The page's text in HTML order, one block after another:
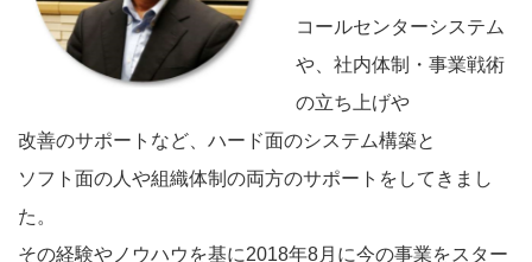
コールセンターシステム
や、社内体制・事業戦術
の立ち上げや
改善のサポートなど、ハード面のシステム構築と
ソフト面の人や組織体制の両方のサポートをしてきまし
た。
その経験やノウハウを基に2018年8月に今の事業をスター